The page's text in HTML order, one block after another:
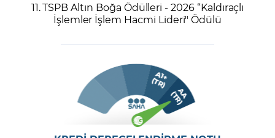
11. TSPB Altın Boğa Ödülleri - 2026 “Kaldıraçlı
İşlemler İşlem Hacmi Lideri" Ödülü